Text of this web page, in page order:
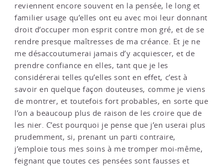
reviennent encore souvent en la pensée, le long et
familier usage qu’elles ont eu avec moi leur donnant
droit d’occuper mon esprit contre mon gré, et de se
rendre presque maîtresses de ma créance. Et je ne
me désaccoutumerai jamais d’y acquiescer, et de
prendre confiance en elles, tant que je les
considérerai telles qu’elles sont en effet, c’est à
savoir en quelque façon douteuses, comme je viens
de montrer, et toutefois fort probables, en sorte que
l’on a beaucoup plus de raison de les croire que de
les nier. C’est pourquoi je pense que j’en userai plus
prudemment, si, prenant un parti contraire,
j’emploie tous mes soins à me tromper moi-même,
feignant que toutes ces pensées sont fausses et